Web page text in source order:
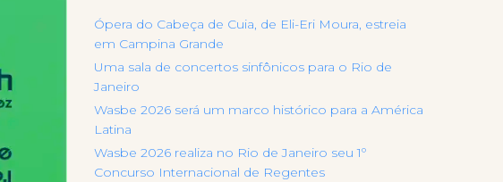
Ópera do Cabeça de Cuia, de Eli-Eri Moura, estreia
em Campina Grande
Uma sala de concertos sinfônicos para o Rio de
Janeiro
Wasbe 2026 será um marco histórico para a América
Latina
Wasbe 2026 realiza no Rio de Janeiro seu 1º
Concurso Internacional de Regentes